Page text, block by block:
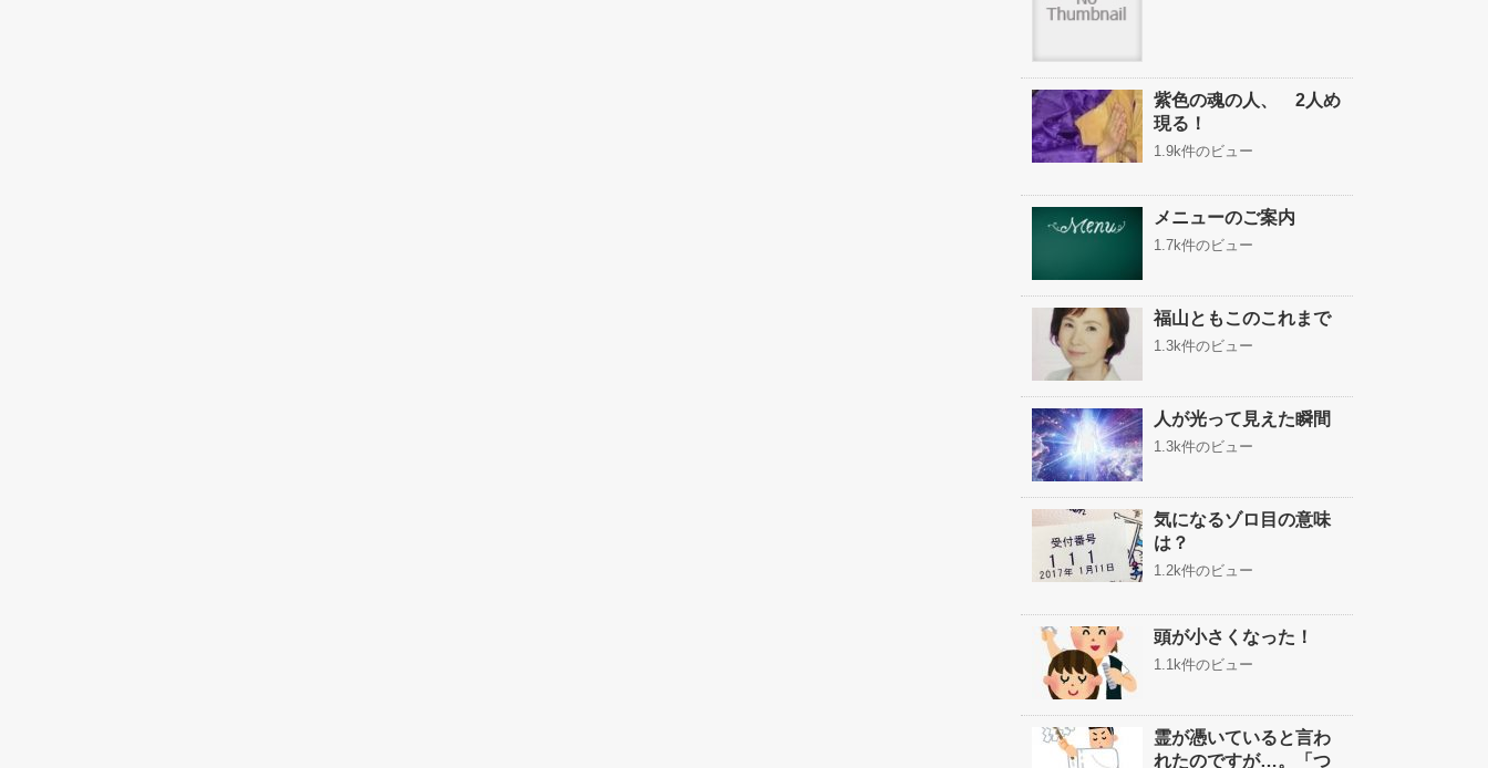
紫色の魂の人、 2人め
現る！
1.9k件のビュー
メニューのご案内
1.7k件のビュー
福山ともこのこれまで
1.3k件のビュー
人が光って見えた瞬間
1.3k件のビュー
気になるゾロ目の意味
は？
1.2k件のビュー
頭が小さくなった！
1.1k件のビュー
霊が憑いていると言わ
れたのですが…。「つ